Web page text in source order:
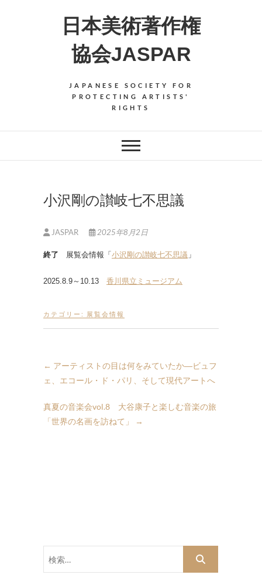
日本美術著作権
協会JASPAR
JAPANESE SOCIETY FOR
PROTECTING ARTISTS'
RIGHTS
小沢剛の讃岐七不思議
JASPAR 2025年8月2日
終了 展覧会情報「 小沢剛の讃岐七不思議 」
2025.8.9～10.13 香川県立ミュージアム
カテゴリー: 展覧会情報
← アーティストの目は何をみていたか―ビュフ
ェ、エコール・ド・パリ、そして現代アートへ
真夏の音楽会vol.8 大谷康子と楽しむ音楽の旅
「世界の名画を訪ねて」
→